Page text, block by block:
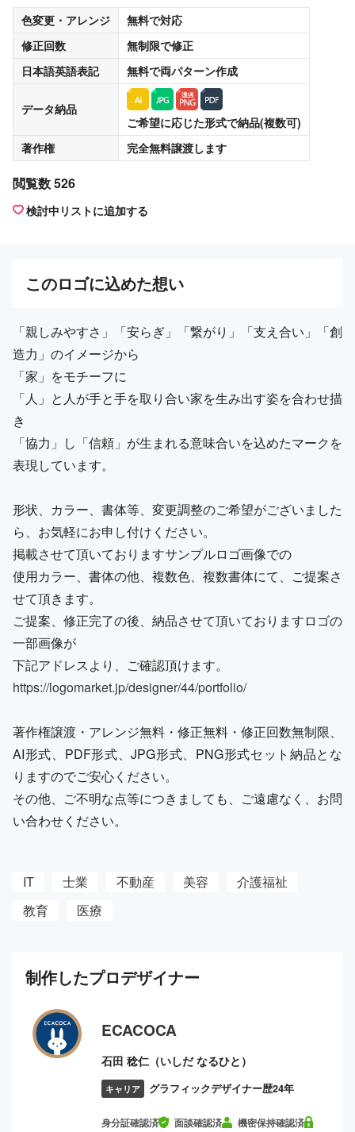
色変更・アレンジ
無料で対応
修正回数
無制限で修正
日本語英語表記
無料で両パターン作成
データ納品
ご希望に応じた形式で納品(複数可)
著作権
完全無料譲渡します
閲覧数 526
検討中リストに追加する
このロゴに込めた想い
「親しみやすさ」「安らぎ」「繋がり」「支え合い」「創
造力」のイメージから
「家」をモチーフに
「人」と人が手と手を取り合い家を生み出す姿を合わせ描
き
「協力」し「信頼」が生まれる意味合いを込めたマークを
表現しています。
形状、カラー、書体等、変更調整のご希望がございました
ら、お気軽にお申し付けください。
掲載させて頂いておりますサンプルロゴ画像での
使用カラー、書体の他、複数色、複数書体にて、ご提案さ
せて頂きます。
ご提案、修正完了の後、納品させて頂いておりますロゴの
一部画像が
下記アドレスより、ご確認頂けます。
https://logomarket.jp/designer/44/portfolio/
著作権譲渡・アレンジ無料・修正無料・修正回数無制限、
AI形式、PDF形式、JPG形式、PNG形式セット納品とな
りますのでご安心ください。
その他、ご不明な点等につきましても、ご遠慮なく、お問
い合わせください。
IT 士業 不動産 美容
介護福祉
教育
医療
制作したプロデザイナー
ECACOCA
石田 稔仁（いしだ なるひと）
キャリア グラフィックデザイナー歴24年
身分証確認済 面談確認済 機密保持確認済